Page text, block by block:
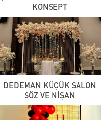
KONSEPT
DEDEMAN KÜÇÜK SALON
SÖZ VE NİŞAN